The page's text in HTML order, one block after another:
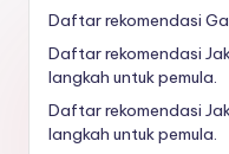
Daftar rekomendasi
Daftar rekomendasi
langkah untuk pemula.
Daftar rekomendasi
langkah untuk pemula.